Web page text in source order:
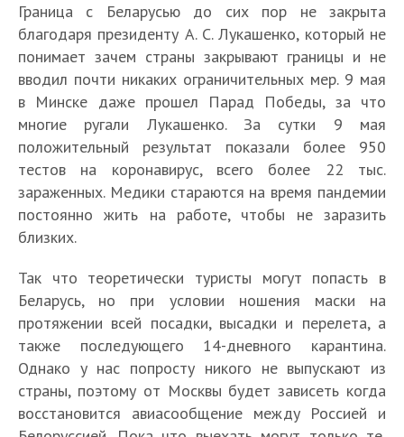
Граница с Беларусью до сих пор не закрыта
благодаря президенту А. С. Лукашенко, который не
понимает зачем страны закрывают границы и не
вводил почти никаких ограничительных мер. 9 мая
в Минске даже прошел Парад Победы, за что
многие ругали Лукашенко. За сутки 9 мая
положительный результат показали более 950
тестов на коронавирус, всего более 22 тыс.
зараженных. Медики стараются на время пандемии
постоянно жить на работе, чтобы не заразить
близких.
Так что теоретически туристы могут попасть в
Беларусь, но при условии ношения маски на
протяжении всей посадки, высадки и перелета, а
также последующего 14-дневного карантина.
Однако у нас попросту никого не выпускают из
страны, поэтому от Москвы будет зависеть когда
восстановится авиасообщение между Россией и